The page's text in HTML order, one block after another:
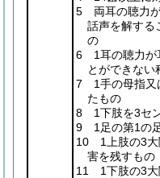
5 両耳の聴力が
話声を解する
の
6 1耳の聴力が
とができない
7 1手の母指又
たもの
8 1下肢を3セ
9 1足の第1の
10 1上肢の3大
害を残すもの
11 1下肢の3大